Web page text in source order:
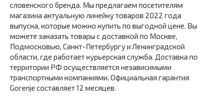
словенского бренда. Мы предлагаем посетителям
магазина актуальную линейку товаров 2022 года
выпуска, которые можно купить по выгодной цене. Вы
можете заказать товары с доставкой по Москве,
Подмосковью, Санкт-Петербургу и Ленинградской
области, где работает курьерская служба. Доставка по
территории РФ осуществляется независимыми
транспортными компаниями. Официальная гарантия
Gorenje составляет 12 месяцев.